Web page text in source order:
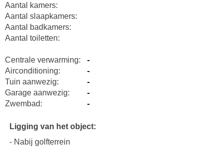
Aantal kamers:
Aantal slaapkamers:
Aantal badkamers:
Aantal toiletten:
Centrale verwarming:
-
Airconditioning:
-
Tuin aanwezig:
-
Garage aanwezig:
-
Zwembad:
-
Ligging van het object:
- Nabij golfterrein